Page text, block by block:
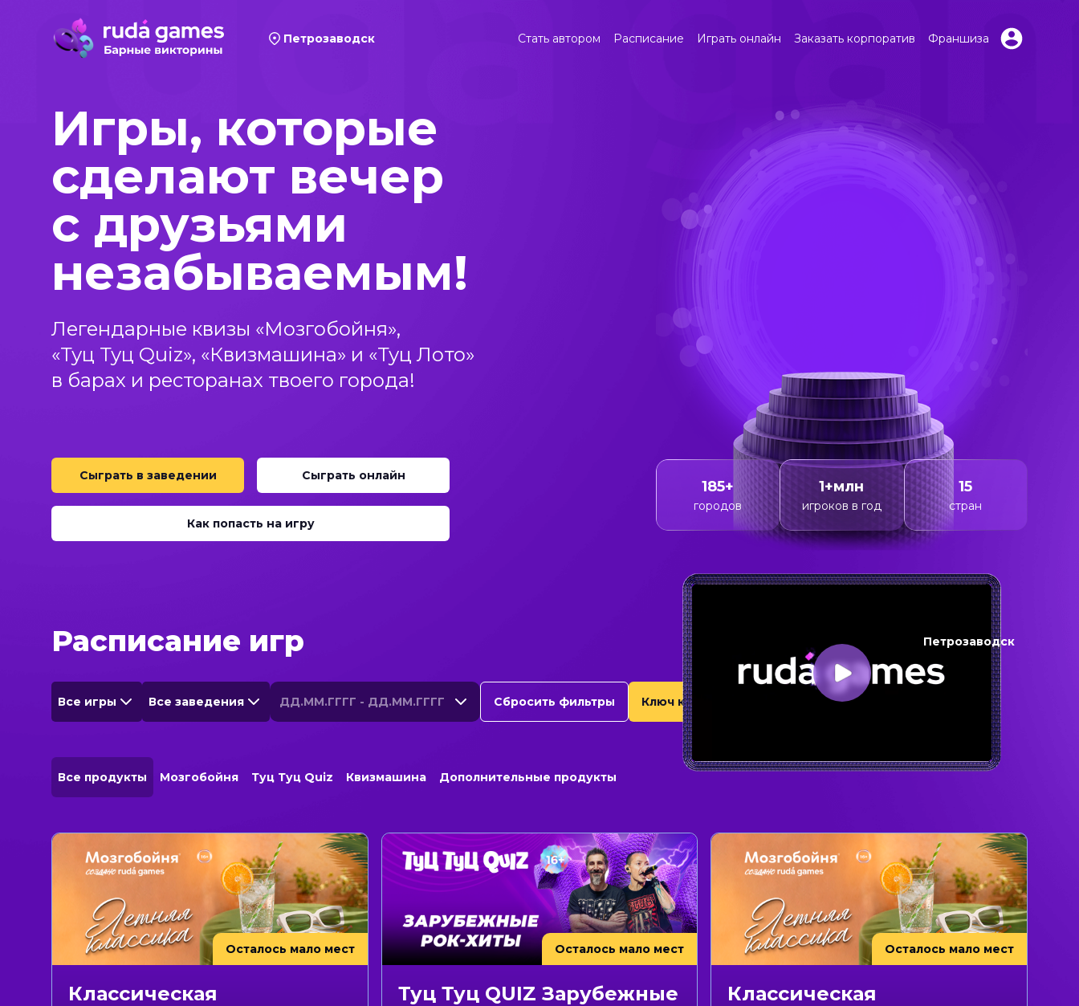
Петрозаводск Стать автором Расписание Играть онлайн Заказать корпоратив Франшиза
Игры, которые
сделают вечер
с друзьями
незабываемым!
Легендарные квизы «Мозгобойня»,
«Туц Туц Quiz», «Квизмашина» и «Туц Лото»
в барах и ресторанах твоего города!
Сыграть в заведении Сыграть онлайн
Как попасть на игру
185+
городов
1+млн
игроков в год
15
стран
Расписание игр Петрозаводск
Все игры Все заведения ДД.ММ.ГГГГ - ДД.ММ.ГГГГ Сбросить фильтры Ключ к победе
Все продукты Мозгобойня Туц Туц Quiz Квизмашина Дополнительные продукты
Осталось мало мест
Классическая
Осталось мало мест
Туц Туц QUIZ Зарубежные
Осталось мало мест
Классическая